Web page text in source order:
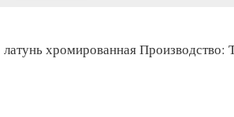
хромированная Производство: